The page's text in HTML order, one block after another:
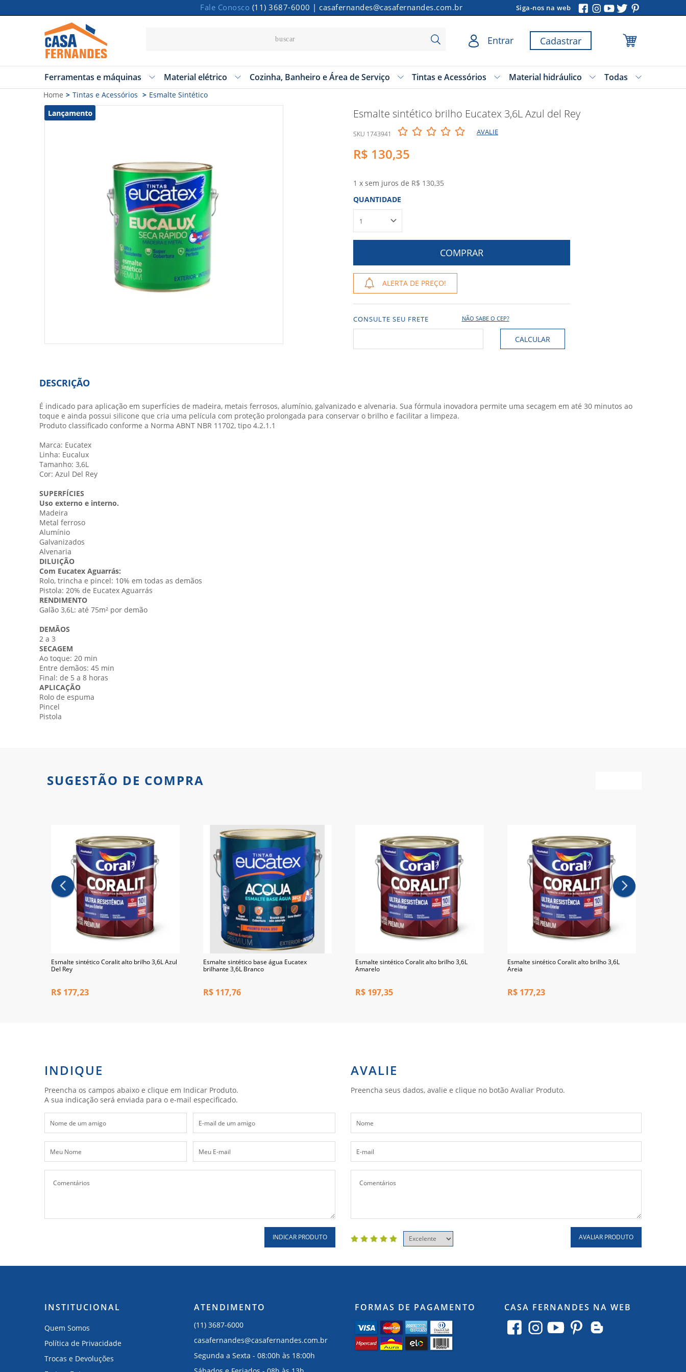
Fale Conosco (11) 3687-6000 | casafernandes@casafernandes.com.br Siga-nos na web
Entrar Cadastrar
Todas
Ferramentas e máquinas Material elétrico Cozinha, Banheiro e Área de Serviço Tintas e Acessórios
Material hidráulico
Home Tintas e Acessórios Esmalte Sintético
Esmalte sintético brilho Eucatex 3,6L Azul del Rey
SKU 1743941 AVALIE
R$ 130,35
1 x sem juros de R$ 130,35
QUANTIDADE
ALERTA DE PREÇO!
CONSULTE SEU FRETE NÃO SABE O CEP?
DESCRIÇÃO
É indicado para aplicação em superfícies de madeira, metais ferrosos, alumínio, galvanizado e alvenaria. Sua fórmula inovadora permite uma secagem em até 30 minutos ao
toque e ainda possui silicone que cria uma película com proteção prolongada para conservar o brilho e facilitar a limpeza.
Produto classificado conforme a Norma ABNT NBR 11702, tipo 4.2.1.1
Marca: Eucatex
Linha: Eucalux
Tamanho: 3,6L
Cor: Azul Del Rey
SUPERFÍCIES
Uso externo e interno.
Madeira
Metal ferroso
Alumínio
Galvanizados
Alvenaria
DILUIÇÃO
Com Eucatex Aguarrás:
Rolo, trincha e pincel: 10% em todas as demãos
Pistola: 20% de Eucatex Aguarrás
RENDIMENTO
Galão 3,6L: até 75m² por demão
DEMÃOS
2 a 3
SECAGEM
Ao toque: 20 min
Entre demãos: 45 min
Final: de 5 a 8 horas
APLICAÇÃO
Rolo de espuma
Pincel
Pistola
SUGESTÃO DE COMPRA
Esmalte sintético Coralit alto brilho 3,6L Azul
Del Rey
R$ 177,23
Esmalte sintético base água Eucatex
brilhante 3,6L Branco
R$ 117,76
Esmalte sintético Coralit alto brilho 3,6L
Amarelo
R$ 197,35
Esmalte sintético Coralit alto brilho 3,6L
Areia
R$ 177,23
INDIQUE
Preencha os campos abaixo e clique em Indicar Produto.
A sua indicação será enviada para o e-mail especificado.
INDICAR PRODUTO
AVALIE
Preencha seus dados, avalie e clique no botão Avaliar Produto.
AVALIAR PRODUTO
INSTITUCIONAL
Quem Somos
Política de Privacidade
Trocas e Devoluções
ATENDIMENTO
(11) 3687-6000
casafernandes@casafernandes.com.br
Segunda a Sexta - 08:00h às 18:00h
FORMAS DE PAGAMENTO CASA FERNANDES NA WEB